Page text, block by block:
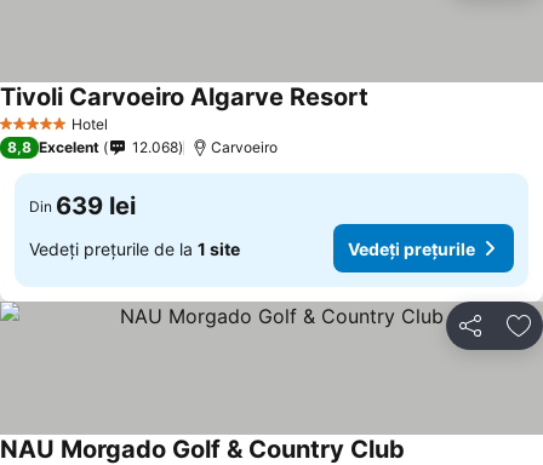
5 Stele Hotel
Tivoli Carvoeiro Algarve Resort
8,8 Excelent 12.068 Carvoeiro
Din 639 lei
Vedeți prețurile de la 1 site Vedeți prețurile
Distribuiți
NAU Morgado Golf & Country Club